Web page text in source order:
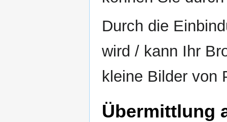
Durch die
wird / kann Ihr
kleine Bilder von
Übermittlung